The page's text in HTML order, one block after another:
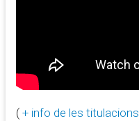
( + info de les titulacions